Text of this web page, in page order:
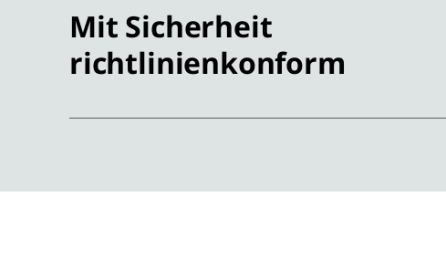
Mit Sicherheit
richtlinienkonform